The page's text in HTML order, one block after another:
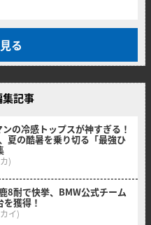
る
集記事
の冷感トップスが神すぎる！
夏の酷暑を乗り切る「最強ひ
)
8耐で快挙、BMW公式チーム
獲得！
イ)